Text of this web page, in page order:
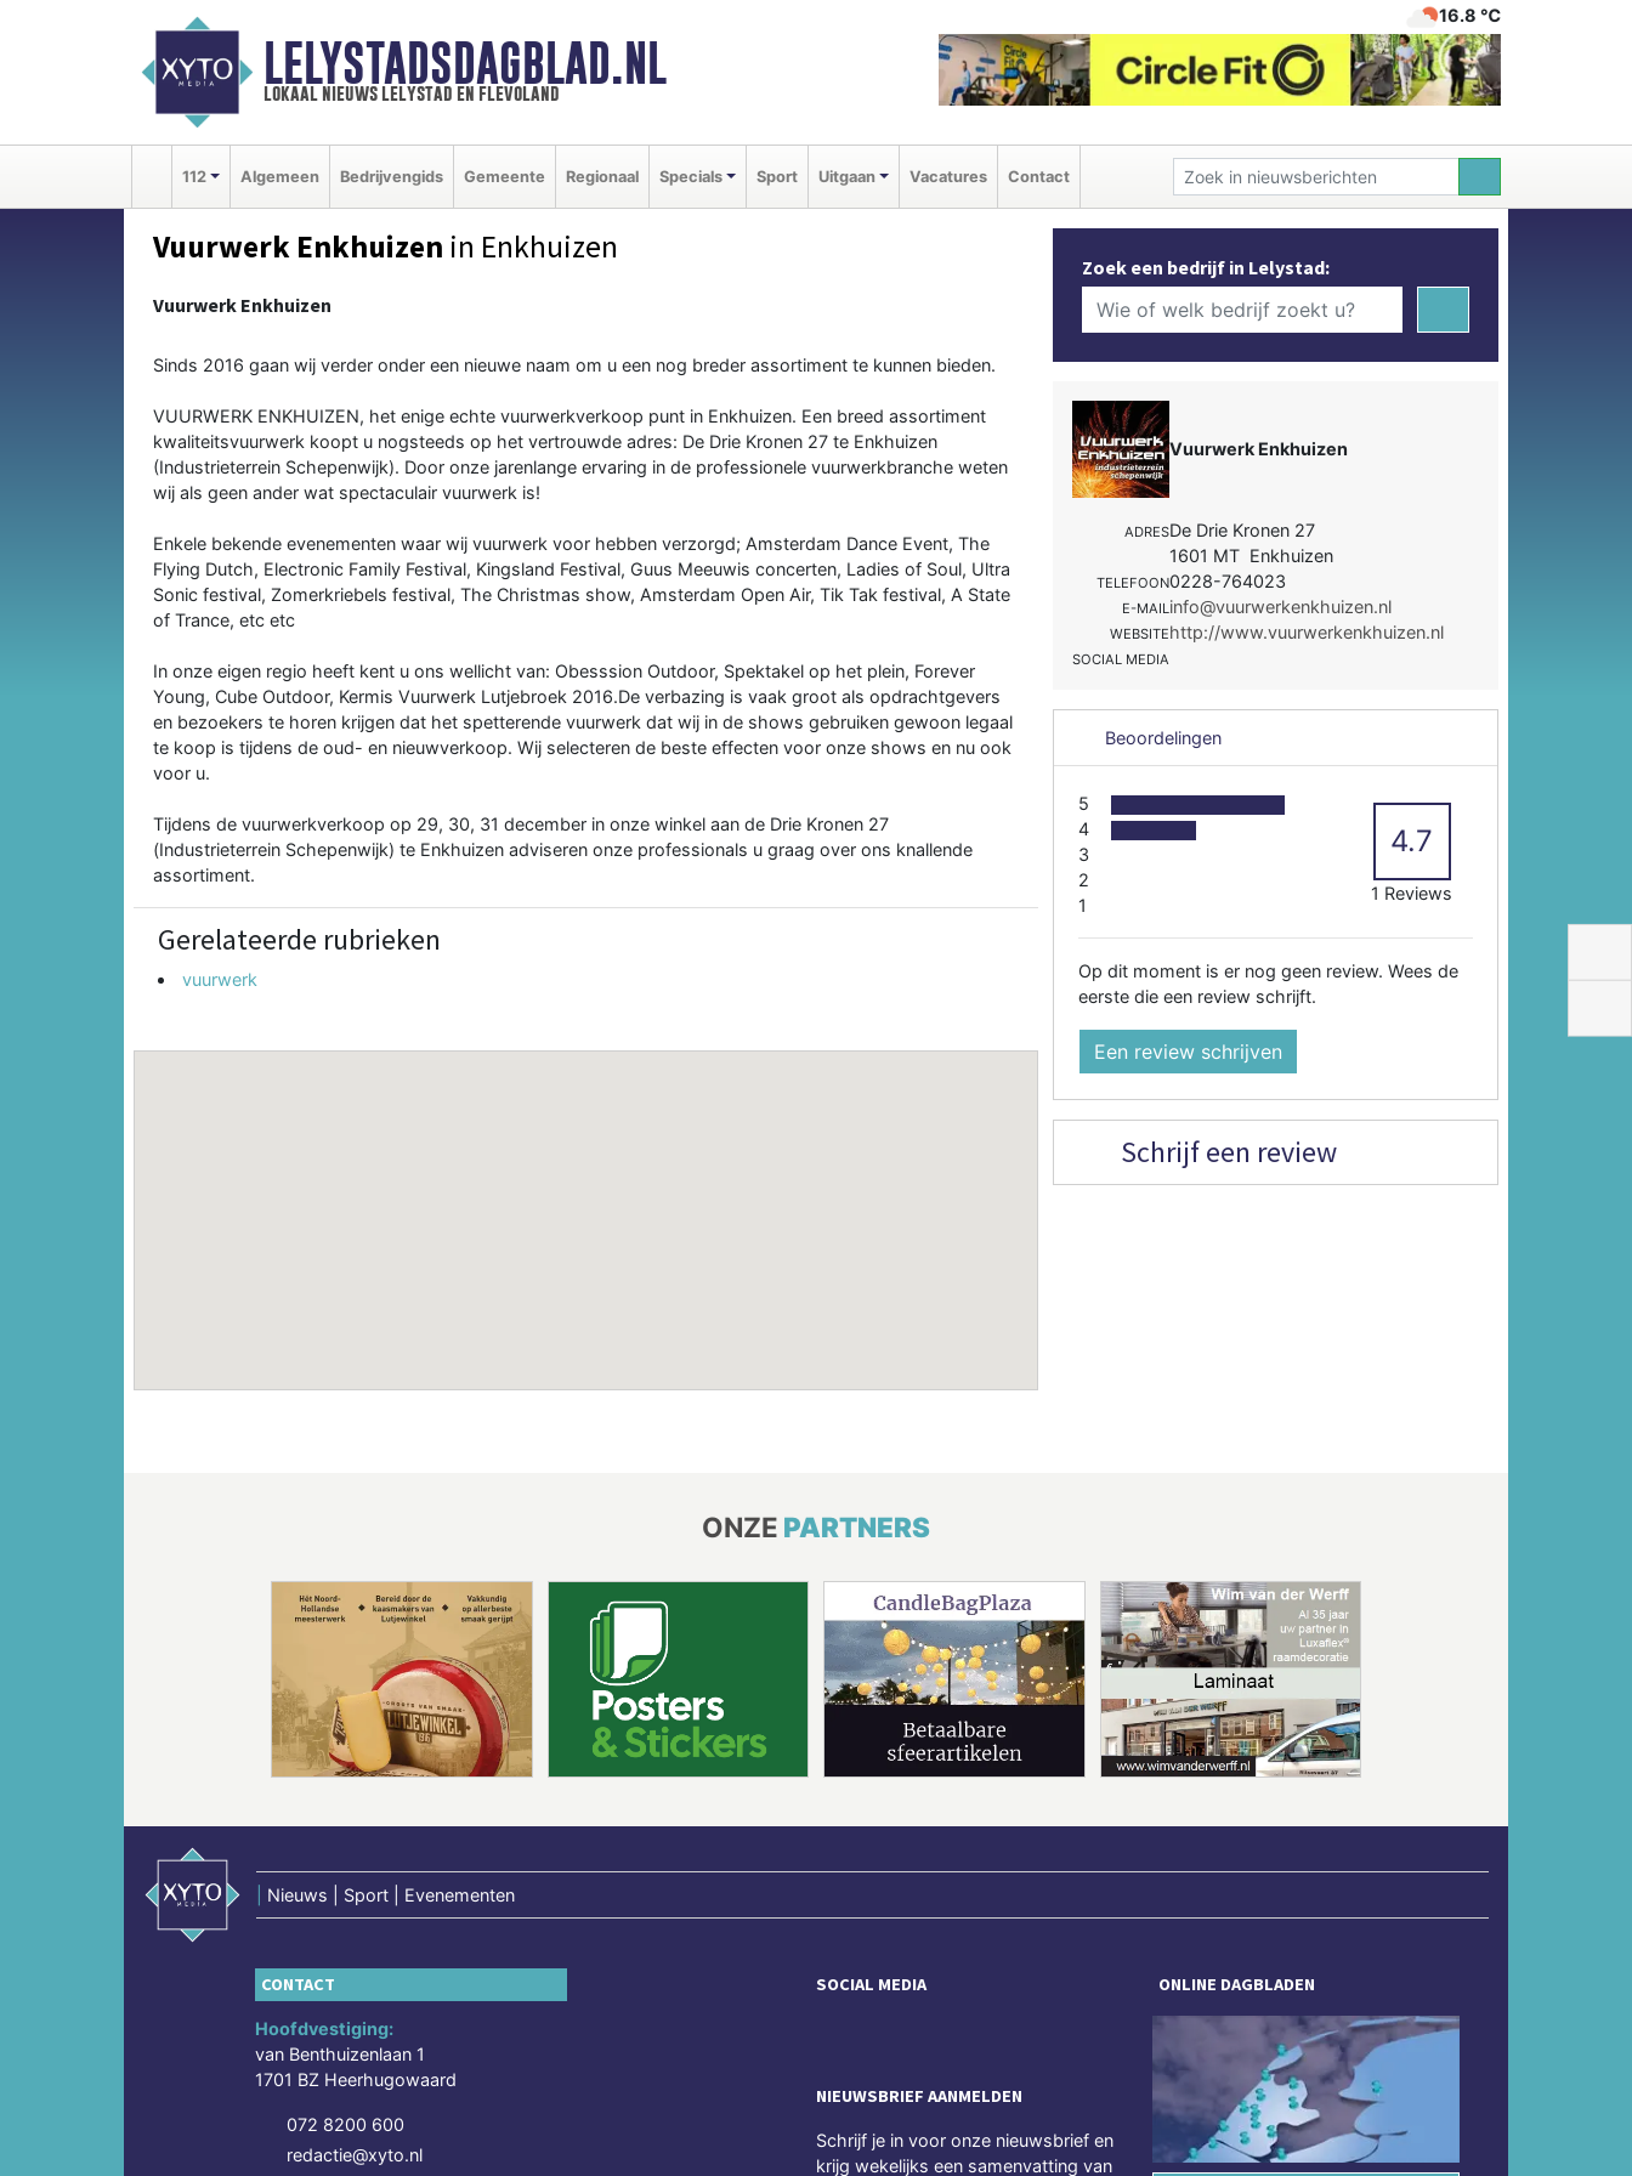
LELYSTADSDAGBLAD.NL
lokaal nieuws lelystad en flevoland
16.8 ℃
112 Algemeen Bedrijvengids Gemeente Regionaal Specials Sport Uitgaan Vacatures Contact
Vuurwerk Enkhuizen in Enkhuizen
Vuurwerk Enkhuizen
Sinds 2016 gaan wij verder onder een nieuwe naam om u een nog breder assortiment te kunnen bieden.
VUURWERK ENKHUIZEN, het enige echte vuurwerkverkoop punt in Enkhuizen. Een breed assortiment
kwaliteitsvuurwerk koopt u nogsteeds op het vertrouwde adres: De Drie Kronen 27 te Enkhuizen
(Industrieterrein Schepenwijk). Door onze jarenlange ervaring in de professionele vuurwerkbranche weten
wij als geen ander wat spectaculair vuurwerk is!
Enkele bekende evenementen waar wij vuurwerk voor hebben verzorgd; Amsterdam Dance Event, The
Flying Dutch, Electronic Family Festival, Kingsland Festival, Guus Meeuwis concerten, Ladies of Soul, Ultra
Sonic festival, Zomerkriebels festival, The Christmas show, Amsterdam Open Air, Tik Tak festival, A State
of Trance, etc etc
In onze eigen regio heeft kent u ons wellicht van: Obesssion Outdoor, Spektakel op het plein, Forever
Young, Cube Outdoor, Kermis Vuurwerk Lutjebroek 2016.De verbazing is vaak groot als opdrachtgevers
en bezoekers te horen krijgen dat het spetterende vuurwerk dat wij in de shows gebruiken gewoon legaal
te koop is tijdens de oud- en nieuwverkoop. Wij selecteren de beste effecten voor onze shows en nu ook
voor u.
Tijdens de vuurwerkverkoop op 29, 30, 31 december in onze winkel aan de Drie Kronen 27
(Industrieterrein Schepenwijk) te Enkhuizen adviseren onze professionals u graag over ons knallende
assortiment.
Gerelateerde rubrieken
vuurwerk
Zoek een bedrijf in Lelystad:
Vuurwerk Enkhuizen
ADRESDe Drie Kronen 27
1601 MT Enkhuizen
TELEFOON0228-764023
E-MAILinfo@vuurwerkenkhuizen.nl
WEBSITEhttp://www.vuurwerkenkhuizen.nl
SOCIAL MEDIA
Beoordelingen
5
4
3
2
1
4.7
1 Reviews
Op dit moment is er nog geen review. Wees de
eerste die een review schrijft.
Een review schrijven
Schrijf een review
ONZE PARTNERS
Nieuws | Sport | Evenementen
CONTACT
Hoofdvestiging:
van Benthuizenlaan 1
1701 BZ Heerhugowaard
072 8200 600
redactie@xyto.nl
SOCIAL MEDIA
NIEUWSBRIEF AANMELDEN
Schrijf je in voor onze nieuwsbrief en
krijg wekelijks een samenvatting van
ONLINE DAGBLADEN